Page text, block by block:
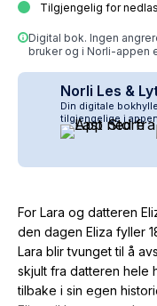
Tilgjengelig for
Digital bok. Ingen
bruker og i Norli-appen
Norli Les &
Din digitale
tilgjengelige i
For Lara og datteren
den dagen Eliza fyller
Lara blir tvunget til å
skjult fra datteren hele
tilbake i sin egen